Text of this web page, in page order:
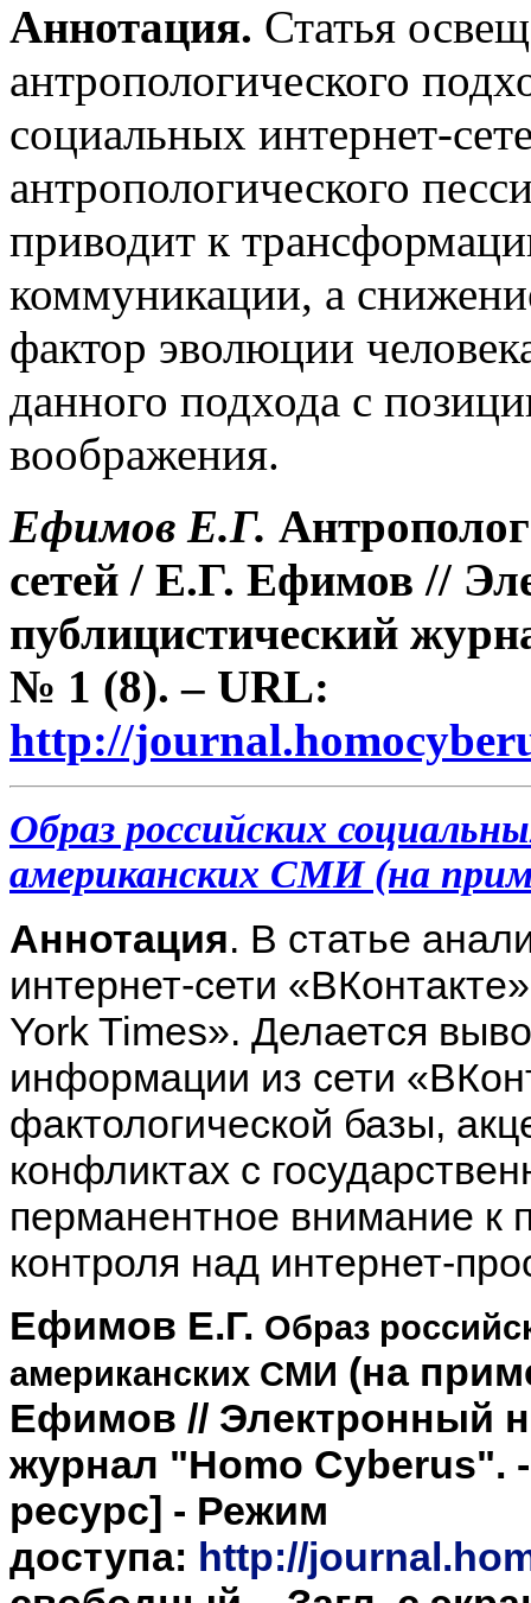
Аннотация. Статья
антропологического
социальных интернет-
антропологического
приводит к
коммуникации, а
фактор эволюции
данного подхода с
воображения.
Ефимов Е.Г.
сетей / Е.Г. Ефимов //
публицистический
№ 1 (8). – URL:
http://
Образ российских
американских СМИ (на
Аннотация. В статье
интернет-сети
York Times». Делается
информации из сети
фактологической базы,
конфликтах с
перманентное внимание к
контроля над интернет-
Ефимов Е.Г. Образ
американских СМИ (на
Ефимов // Электронный
журнал "Homo Cyberus".
ресурс] - Режим
доступа: http://